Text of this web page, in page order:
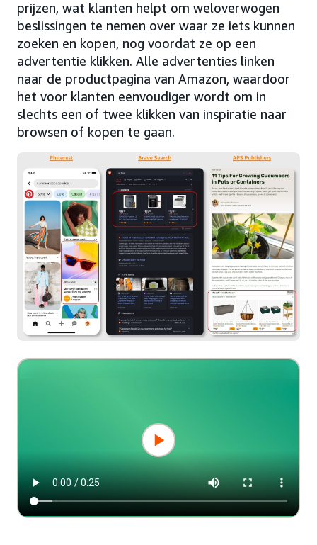
prijzen, wat klanten helpt om weloverwogen
beslissingen te nemen over waar ze iets kunnen
zoeken en kopen, nog voordat ze op een
advertentie klikken. Alle advertenties linken
naar de productpagina van Amazon, waardoor
het voor klanten eenvoudiger wordt om in
slechts een of twee klikken van inspiratie naar
browsen of kopen te gaan.